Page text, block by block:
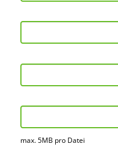
max. 5MB pro Datei